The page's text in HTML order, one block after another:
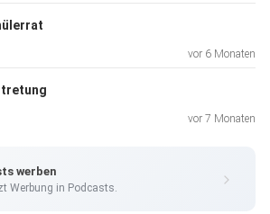
Süd, die dieKIK-Fortbildung
wir
und darüber, was KIK nach
vor 6 Monaten
vor 7 Monaten
werben
Werbung in Podcasts.